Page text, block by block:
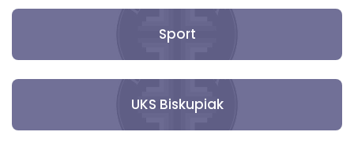
Sport
UKS Biskupiak